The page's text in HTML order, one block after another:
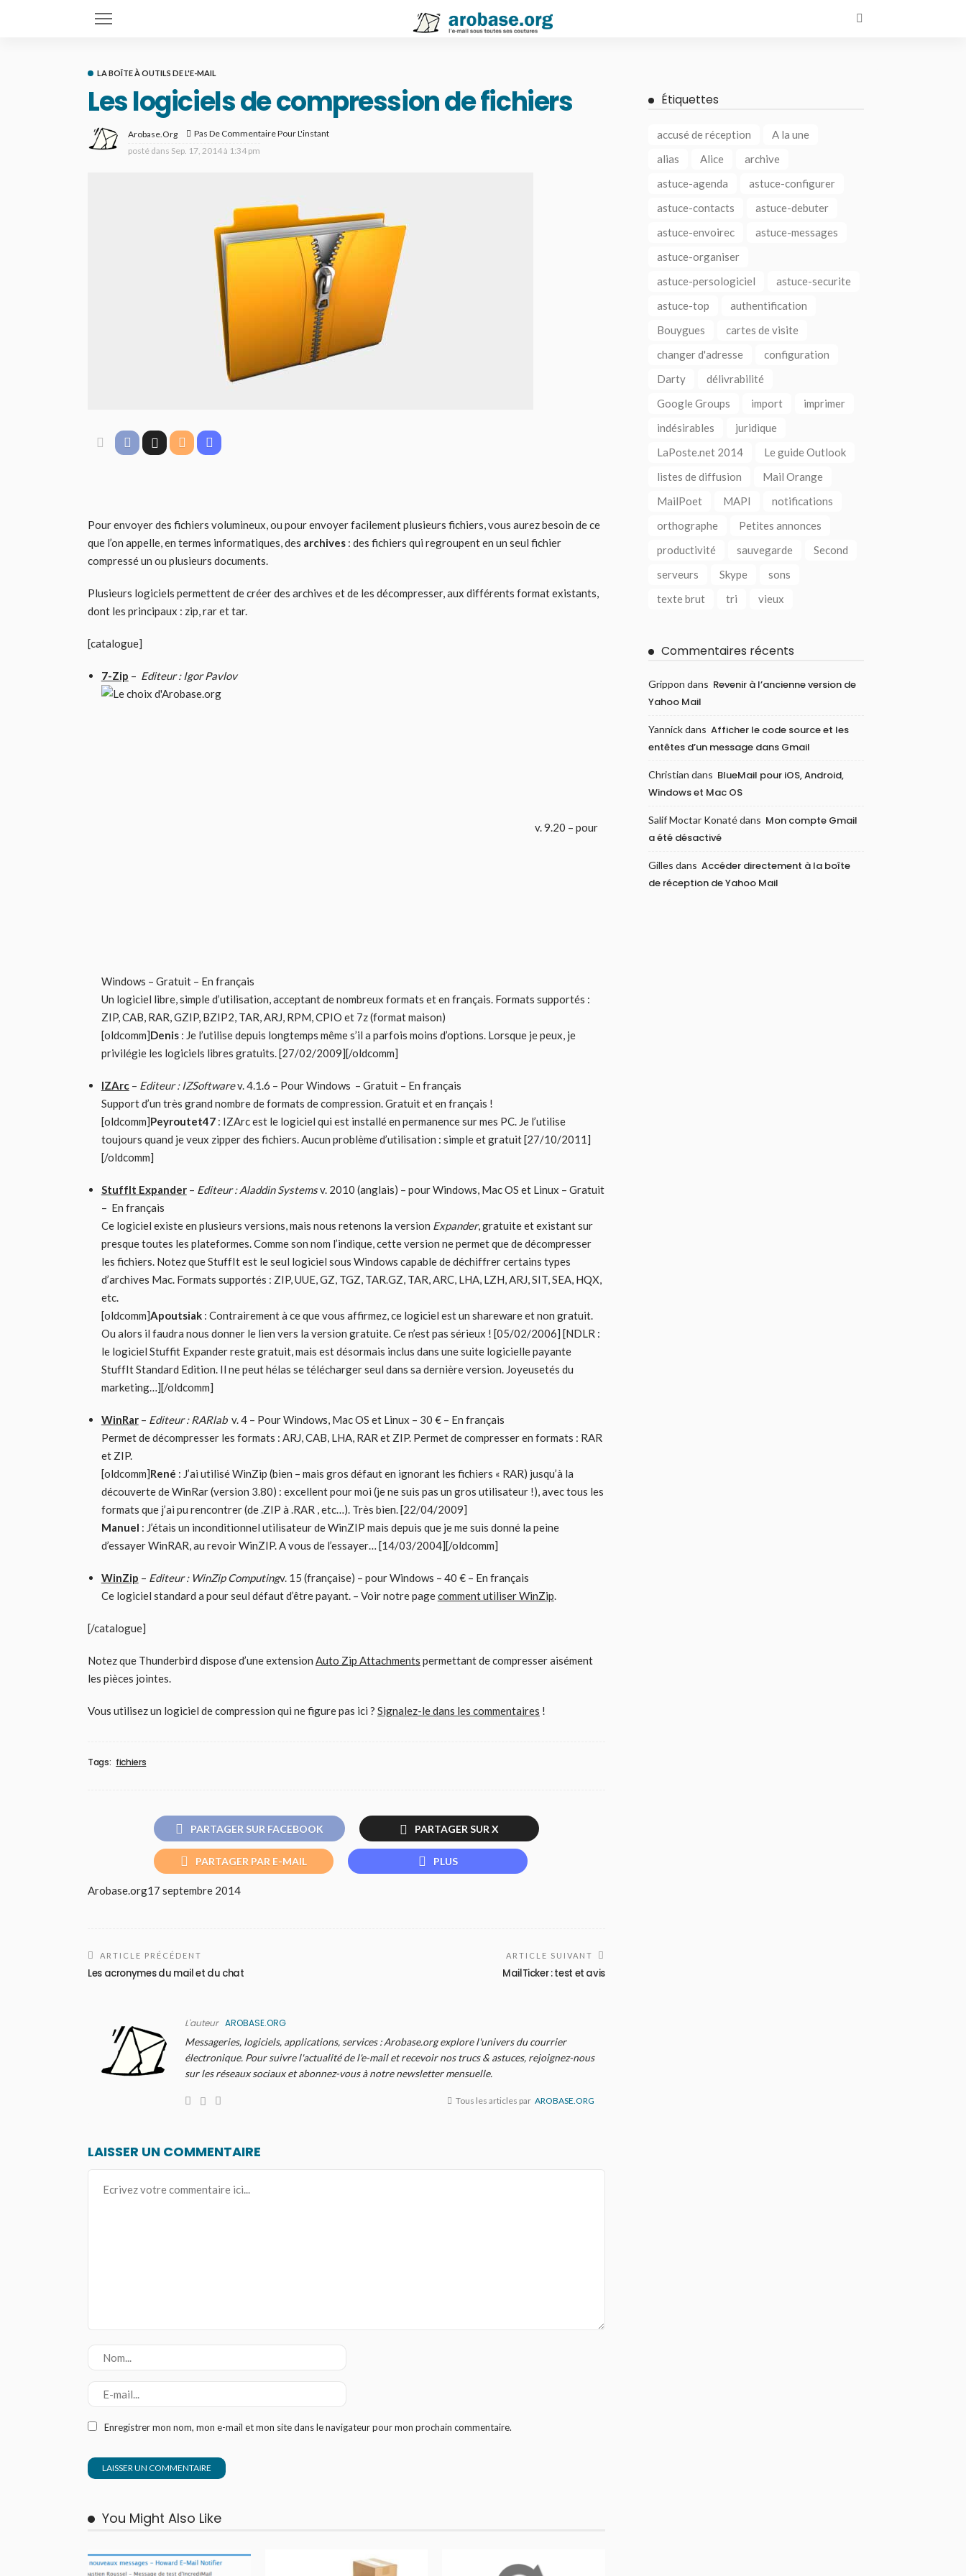
LA BOÎTE À OUTILS DE L'E-MAIL
Les logiciels de compression de fichiers
Arobase.org
Pas De Commentaire Pour L'instant
posté dans Sep. 17, 2014 à 1:34 pm
Pour envoyer des fichiers volumineux, ou pour envoyer facilement plusieurs fichiers, vous aurez besoin de ce
que l’on appelle, en termes informatiques, des archives : des fichiers qui regroupent en un seul fichier
compressé un ou plusieurs documents.
Plusieurs logiciels permettent de créer des archives et de les décompresser, aux différents format existants,
dont les principaux : zip, rar et tar.
[catalogue]
7-Zip – Editeur : Igor Pavlov
v. 9.20 – pour
Windows – Gratuit – En français
Un logiciel libre, simple d’utilisation, acceptant de nombreux formats et en français. Formats supportés :
ZIP, CAB, RAR, GZIP, BZIP2, TAR, ARJ, RPM, CPIO et 7z (format maison)
[oldcomm]Denis: Je l’utilise depuis longtemps même s’il a parfois moins d’options. Lorsque je peux, je
privilégie les logiciels libres gratuits. [27/02/2009][/oldcomm]
IZArc– Editeur : IZSoftwarev. 4.1.6 – Pour Windows – Gratuit – En français
Support d’un très grand nombre de formats de compression. Gratuit et en français !
[oldcomm]Peyroutet47: IZArc est le logiciel qui est installé en permanence sur mes PC. Je l’utilise
toujours quand je veux zipper des fichiers. Aucun problème d’utilisation : simple et gratuit [27/10/2011]
[/oldcomm]
StuffIt Expander– Editeur : Aladdin Systemsv. 2010 (anglais) – pour Windows, Mac OS et Linux – Gratuit
– En français
Ce logiciel existe en plusieurs versions, mais nous retenons la version Expander, gratuite et existant sur
presque toutes les plateformes. Comme son nom l’indique, cette version ne permet que de décompresser
les fichiers. Notez que StuffIt est le seul logiciel sous Windows capable de déchiffrer certains types
d’archives Mac. Formats supportés : ZIP, UUE, GZ, TGZ, TAR.GZ, TAR, ARC, LHA, LZH, ARJ, SIT, SEA, HQX,
etc.
[oldcomm]Apoutsiak: Contrairement à ce que vous affirmez, ce logiciel est un shareware et non gratuit.
Ou alors il faudra nous donner le lien vers la version gratuite. Ce n’est pas sérieux ! [05/02/2006] [NDLR :
le logiciel Stuffit Expander reste gratuit, mais est désormais inclus dans une suite logicielle payante
StuffIt Standard Edition. Il ne peut hélas se télécharger seul dans sa dernière version. Joyeusetés du
marketing…][/oldcomm]
WinRar– Editeur : RARlabv. 4 – Pour Windows, Mac OS et Linux – 30 € – En français
Permet de décompresser les formats : ARJ, CAB, LHA, RAR et ZIP. Permet de compresser en formats : RAR
et ZIP.
[oldcomm]René : J’ai utilisé WinZip (bien – mais gros défaut en ignorant les fichiers « RAR) jusqu’à la
découverte de WinRar (version 3.80) : excellent pour moi (je ne suis pas un gros utilisateur !), avec tous les
formats que j’ai pu rencontrer (de .ZIP à .RAR , etc…). Très bien. [22/04/2009]
Manuel : J’étais un inconditionnel utilisateur de WinZIP mais depuis que je me suis donné la peine
d’essayer WinRAR, au revoir WinZIP. A vous de l’essayer… [14/03/2004][/oldcomm]
WinZip – Editeur : WinZip Computingv. 15 (française) – pour Windows – 40 € – En français
Ce logiciel standard a pour seul défaut d’être payant. – Voir notre pagecomment utiliser WinZip.
[/catalogue]
Notez que Thunderbird dispose d’une extension Auto Zip Attachments permettant de compresser aisément
les pièces jointes.
Vous utilisez un logiciel de compression qui ne figure pas ici ? Signalez-le dans les commentaires !
Tags: fichiers
PARTAGER SUR FACEBOOK PARTAGER SUR X
PARTAGER PAR E-MAIL PLUS
Arobase.org17 septembre 2014
ARTICLE PRÉCÉDENT
Les acronymes du mail et du chat
ARTICLE SUIVANT
MailTicker : test et avis
L'auteur AROBASE.ORG
Messageries, logiciels, applications, services : Arobase.org explore l'univers du courrier
électronique. Pour suivre l'actualité de l'e-mail et recevoir nos trucs & astuces, rejoignez-nous
sur les réseaux sociaux et abonnez-vous à notre newsletter mensuelle.
Tous les articles par AROBASE.ORG
LAISSER UN COMMENTAIRE
Enregistrer mon nom, mon e-mail et mon site dans le navigateur pour mon prochain commentaire.
You Might Also Like
Étiquettes
accusé de réception
A la une
alias
Alice
archive
astuce-agenda
astuce-configurer
astuce-contacts
astuce-debuter
astuce-envoirec
astuce-messages
astuce-organiser
astuce-persologiciel
astuce-securite
astuce-top
authentification
Bouygues
cartes de visite
changer d'adresse
configuration
Darty
délivrabilité
Google Groups
import
imprimer
indésirables
juridique
LaPoste.net 2014
Le guide Outlook
listes de diffusion
Mail Orange
MailPoet
MAPI
notifications
orthographe
Petites annonces
productivité
sauvegarde
Second
serveurs
Skype
sons
texte brut
tri vieux
Commentaires récents
Grippon dans Revenir à l’ancienne version de
Yahoo Mail
Yannickdans Afficher le code source et les
entêtes d’un message dans Gmail
Christian dans BlueMail pour iOS, Android,
Windows et Mac OS
Salif Moctar Konatédans Mon compte Gmail
a été désactivé
Gilles dans Accéder directement à la boîte
de réception de Yahoo Mail